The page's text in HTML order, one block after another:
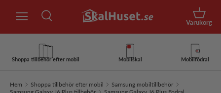
Hoppa till innehåll
Sök
Korg
Varukorg
Shoppa tillbehör efter mobil Mobilskal Mobilfodral
Hem Shoppa tillbehör efter mobil
Samsung mobiltillbehör